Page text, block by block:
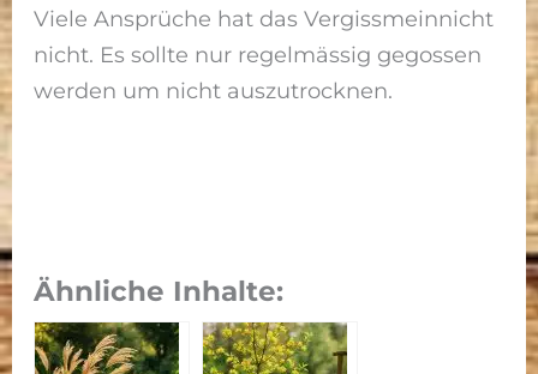
Viele Ansprüche hat das Vergissmeinnicht
nicht. Es sollte nur regelmässig gegossen
werden um nicht auszutrocknen.
Ähnliche Inhalte: